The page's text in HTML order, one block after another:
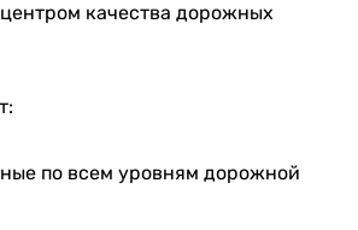
качества дорожных
по всем уровням дорожной